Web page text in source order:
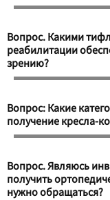
Вопрос. Какими
реабилитации
зрению?
Вопрос: Какие
получение кресла-
Вопрос. Являюсь
получить
нужно обращаться?